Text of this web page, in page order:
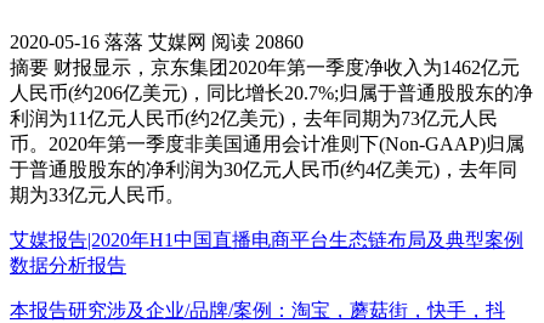
2020-05-16 落落 艾媒网 阅读 20860
摘要 财报显示，京东集团2020年第一季度净收入为1462亿元
人民币(约206亿美元)，同比增长20.7%;归属于普通股股东的净
利润为11亿元人民币(约2亿美元)，去年同期为73亿元人民
币。2020年第一季度非美国通用会计准则下(Non-GAAP)归属
于普通股股东的净利润为30亿元人民币(约4亿美元)，去年同
期为33亿元人民币。
艾媒报告|2020年H1中国直播电商平台生态链布局及典型案例
数据分析报告
本报告研究涉及企业/品牌/案例：淘宝，蘑菇街，快手，抖